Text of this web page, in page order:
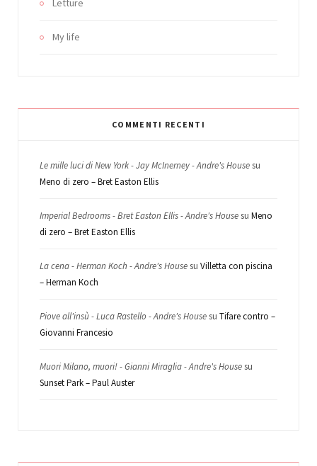
My life
COMMENTI RECENTI
Le mille luci di New York - Jay McInerney - Andre's Housesu
Meno di zero – Bret Easton Ellis
Imperial Bedrooms - Bret Easton Ellis - Andre's Housesu Meno
di zero – Bret Easton Ellis
La cena - Herman Koch - Andre's Housesu Villetta con piscina
– Herman Koch
Piove all'insù - Luca Rastello - Andre's Housesu Tifare contro –
Giovanni Francesio
Muori Milano, muori! - Gianni Miraglia - Andre's Housesu
Sunset Park – Paul Auster